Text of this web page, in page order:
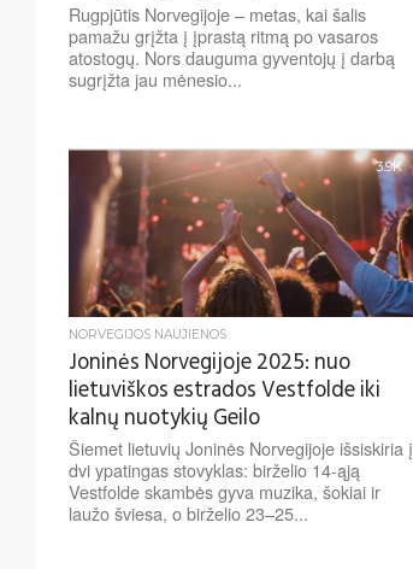
Rugpjūtis Norvegijoje – metas, kai šalis
pamažu grįžta į įprastą ritmą po vasaros
atostogų. Nors dauguma gyventojų į darbą
sugrįžta jau mėnesio...
3.9K
NORVEGIJOS NAUJIENOS
Joninės Norvegijoje 2025: nuo
lietuviškos estrados Vestfolde iki
kalnų nuotykių Geilo
Šiemet lietuvių Joninės Norvegijoje išsiskiria į
dvi ypatingas stovyklas: birželio 14-ąją
Vestfolde skambės gyva muzika, šokiai ir
laužo šviesa, o birželio 23–25...